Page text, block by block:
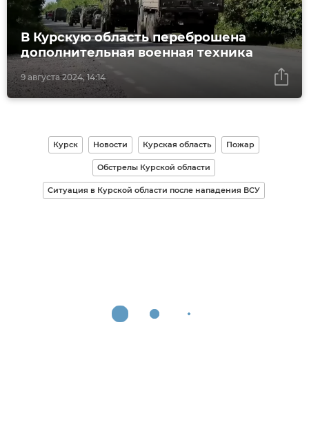
9 августа 2024, 14:14
В Курскую область переброшена
дополнительная военная техника
Курск Новости Курская область Пожар
Обстрелы Курской области
Ситуация в Курской области после нападения ВСУ